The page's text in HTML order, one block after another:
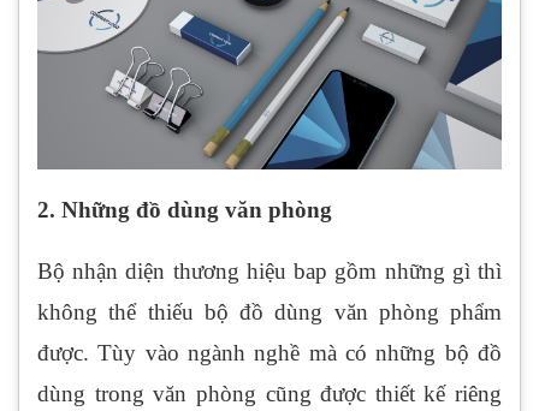
2. Những đồ dùng văn phòng
Bộ nhận diện thương hiệu bap gồm những gì thì
không thể thiếu bộ đồ dùng văn phòng phẩm
được. Tùy vào ngành nghề mà có những bộ đồ
dùng trong văn phòng cũng được thiết kế riêng